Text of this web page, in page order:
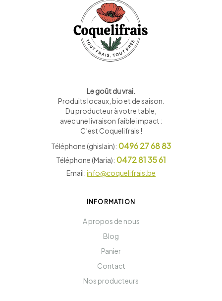
Le goût du vrai.
Produits locaux, bio et de saison
Du producteur à votre table,
avec une livraison faible impact :
C’est Coquelifrais !
Téléphone (ghislain): 0496 27 68 83
Téléphone (Maria): 0472 81 35 61
Email:info@coquelifrais.be
INFORMATION
A propos de nous
Blog
Panier
Contact
Nos producteurs